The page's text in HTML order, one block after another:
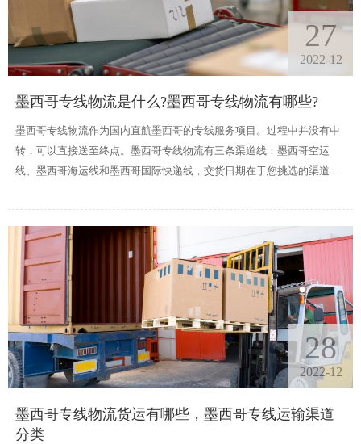
27
2022-12
墨西哥专线物流是什么?墨西哥专线物流有哪些?
墨西哥专线物流作为国内直航墨西哥的专线服务项目。过程中并没有中
转，可以直接送至终点。墨西哥专线物流有三条渠道线：墨西哥空运
线、墨西哥海运线和墨西哥国际快递线，交货日期在于您挑选的渠道
28
2022-12
墨西哥专线物流货运有哪些，墨西哥专线运输渠道
分类